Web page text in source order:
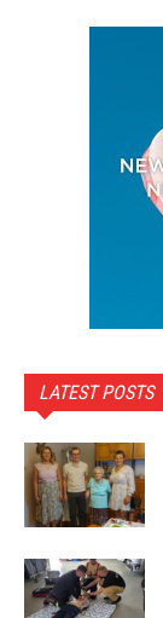
LATEST POSTS